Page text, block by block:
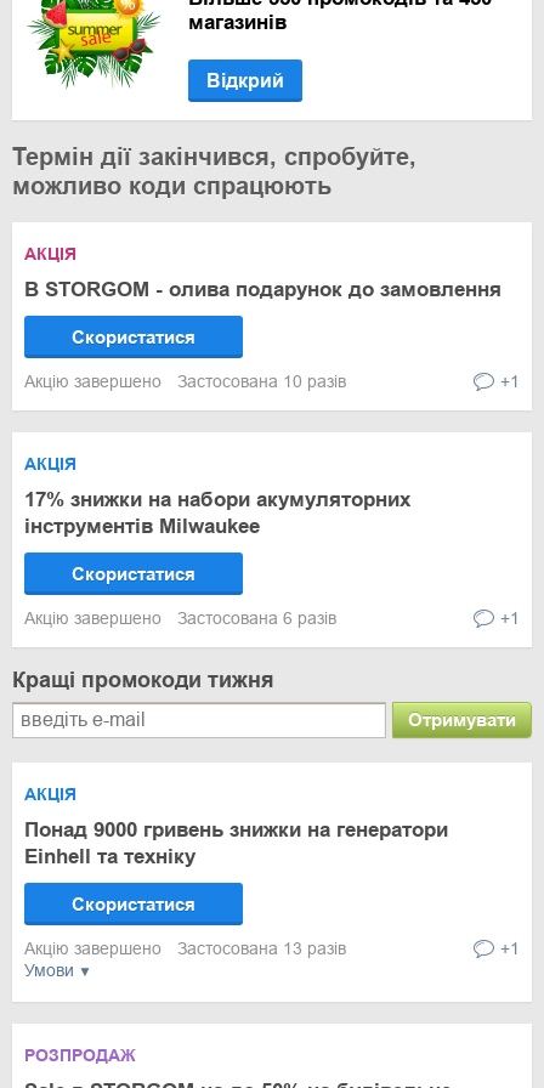
магазинів
Відкрий
Термін дії закінчився, спробуйте,
можливо коди спрацюють
АКЦІЯ
В STORGOM - олива подарунок до замовлення
Скористатися
Акцію завершено Застосована 10 разів +1
АКЦІЯ
17% знижки на набори акумуляторних
інструментів Milwaukee
Скористатися
Акцію завершено Застосована 6 разів +1
Кращі промокоди тижня
Отримувати
Умови
АКЦІЯ
Понад 9000 гривень знижки на генератори
Einhell та техніку
Скористатися
Акцію завершено Застосована 13 разів +1
РОЗПРОДАЖ